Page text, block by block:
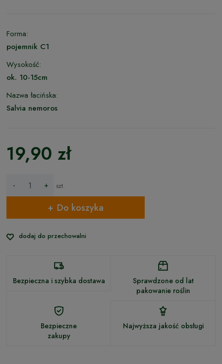
Forma:
pojemnik C1
Wysokość:
ok. 10-15cm
Nazwa łacińska:
Salvia nemoros
19,90 zł
- + szt.
Do koszyka
dodaj do przechowalni
Bezpieczna i szybka dostawa
Sprawdzone od lat
pakowanie roślin
Bezpieczne
zakupy
Najwyższa jakość obsługi